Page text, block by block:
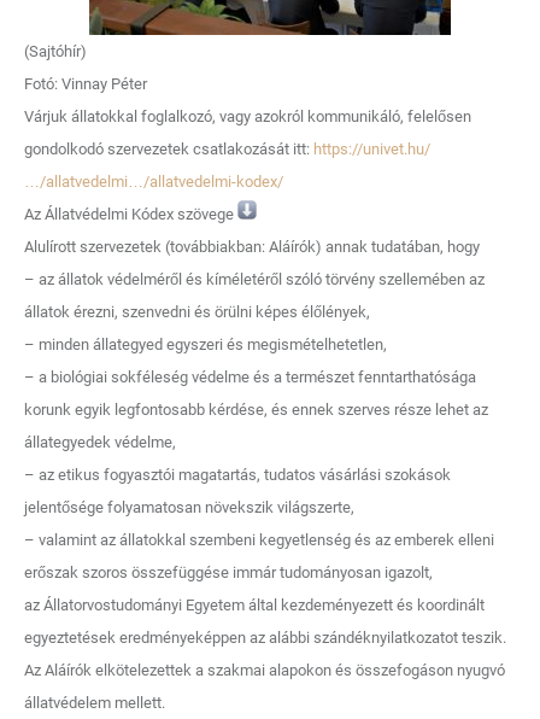
(Sajtóhír)
Fotó: Vinnay Péter
Várjuk állatokkal foglalkozó, vagy azokról kommunikáló, felelősen
gondolkodó szervezetek csatlakozását itt: https://univet.hu/
…/allatvedelmi…/allatvedelmi-kodex/
Az Állatvédelmi Kódex szövege
Alulírott szervezetek (továbbiakban: Aláírók) annak tudatában, hogy
– az állatok védelméről és kíméletéről szóló törvény szellemében az
állatok érezni, szenvedni és örülni képes élőlények,
– minden állategyed egyszeri és megismételhetetlen,
– a biológiai sokféleség védelme és a természet fenntarthatósága
korunk egyik legfontosabb kérdése, és ennek szerves része lehet az
állategyedek védelme,
– az etikus fogyasztói magatartás, tudatos vásárlási szokások
jelentősége folyamatosan növekszik világszerte,
– valamint az állatokkal szembeni kegyetlenség és az emberek elleni
erőszak szoros összefüggése immár tudományosan igazolt,
az Állatorvostudományi Egyetem által kezdeményezett és koordinált
egyeztetések eredményeképpen az alábbi szándéknyilatkozatot teszik.
Az Aláírók elkötelezettek a szakmai alapokon és összefogáson nyugvó
állatvédelem mellett.